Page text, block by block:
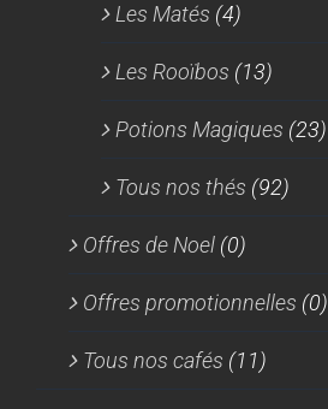
Les Matés (4)
Les Rooïbos (13)
Potions Magiques (23)
Tous nos thés (92)
Offres de Noel (0)
Offres promotionnelles (0)
Tous nos cafés (11)